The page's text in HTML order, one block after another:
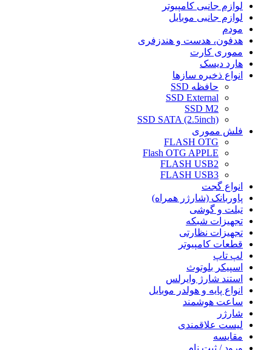
لوازم جانبی کامپیوتر
لوازم جانبی موبایل
مودم
هدفون، هدست و هندزفری
مموری کارت
هارد دیسک
انواع ذخیره سازها
حافظه SSD
SSD External
SSD M2
SSD SATA (2.5inch)
فلش مموری
FLASH OTG
Flash OTG APPLE
FLASH USB2
FLASH USB3
انواع گجت
پاوربانک (شارژر همراه)
تبلت و گوشی
تجهیزات شبکه
تجهیزات نظارتی
قطعات کامپیوتر
لپ تاپ
اسپیکر بلوتوث
استند شارژ وایرلس
انواع پایه و هولدر موبایل
ساعت هوشمند
شارژر
لیست علاقمندی
مقایسه